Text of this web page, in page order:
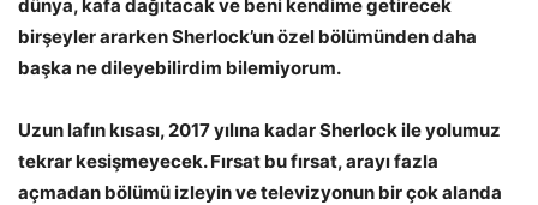
dünya, kafa dağıtacak ve beni kendime getirecek
birşeyler ararken Sherlock’un özel bölümünden daha
başka ne dileyebilirdim bilemiyorum.
Uzun lafın kısası, 2017 yılına kadar Sherlock ile yolumuz
tekrar kesişmeyecek. Fırsat bu fırsat, arayı fazla
açmadan bölümü izleyin ve televizyonun bir çok alanda